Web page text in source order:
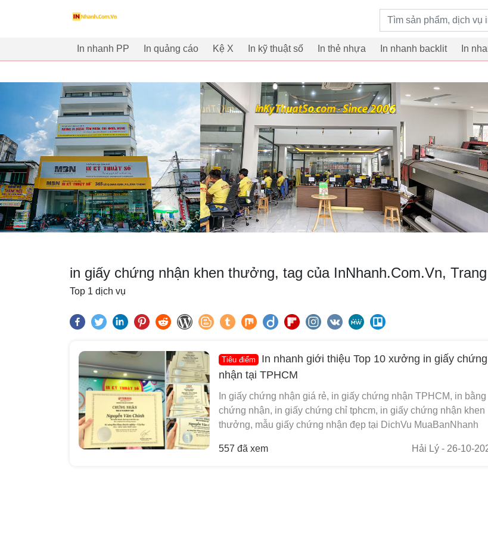
innhanh.com.vn Từ khoá tìm kiếm
In nhanh PP In quảng cáo Kệ X In kỹ thuật số In thẻ nhựa In nhanh backlit In
in giấy chứng nhận khen thưởng, tag của InNhanh.Com.Vn,
Top 1 dịch vụ
Tiêu điểm
In nhanh giới thiệu Top 10 xưởng in giấy chứng
nhận tại TPHCM
In giấy chứng nhận giá rẻ, in giấy chứng nhận TPHCM, in bằng
chứng nhận, in giấy chứng chỉ tphcm, in giấy chứng nhận khen
thưởng, mẫu giấy chứng nhận đẹp tại DichVu MuaBanNhanh
557 đã xem Hải Lý - 26-10-